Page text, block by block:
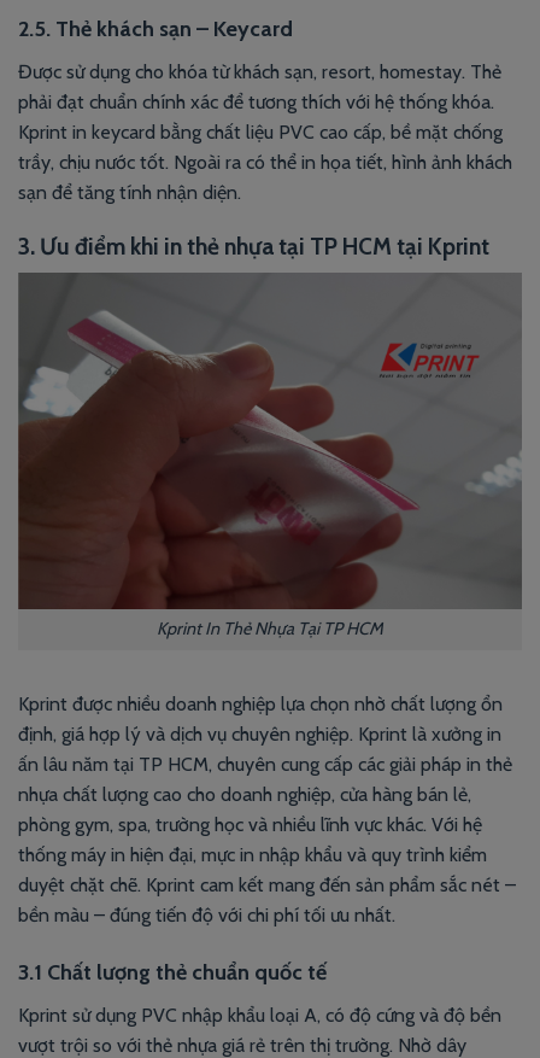
2.5. Thẻ khách sạn – Keycard
Được sử dụng cho khóa từ khách sạn, resort, homestay. Thẻ
phải đạt chuẩn chính xác để tương thích với hệ thống khóa.
Kprint in keycard bằng chất liệu PVC cao cấp, bề mặt chống
trầy, chịu nước tốt. Ngoài ra có thể in họa tiết, hình ảnh khách
sạn để tăng tính nhận diện.
3. Ưu điểm khi in thẻ nhựa tại TP HCM tại Kprint
Kprint In Thẻ Nhựa Tại TP HCM
Kprint được nhiều doanh nghiệp lựa chọn nhờ chất lượng ổn
định, giá hợp lý và dịch vụ chuyên nghiệp. Kprint là xưởng in
ấn lâu năm tại TP HCM, chuyên cung cấp các giải pháp in thẻ
nhựa chất lượng cao cho doanh nghiệp, cửa hàng bán lẻ,
phòng gym, spa, trường học và nhiều lĩnh vực khác. Với hệ
thống máy in hiện đại, mực in nhập khẩu và quy trình kiểm
duyệt chặt chẽ. Kprint cam kết mang đến sản phẩm sắc nét –
bền màu – đúng tiến độ với chi phí tối ưu nhất.
3.1 Chất lượng thẻ chuẩn quốc tế
Kprint sử dụng PVC nhập khẩu loại A, có độ cứng và độ bền
vượt trội so với thẻ nhựa giá rẻ trên thị trường. Nhờ dây